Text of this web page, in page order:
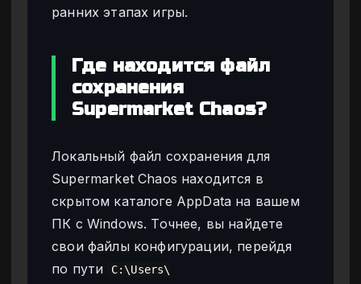
ранних этапах игры.
Где находится файл
сохранения
Supermarket Chaos?
Локальный файл сохранения для
Supermarket Chaos находится в
скрытом каталоге AppData на вашем
ПК с Windows. Точнее, вы найдете
свои файлы конфигурации, перейдя
по пути
C:\Users\